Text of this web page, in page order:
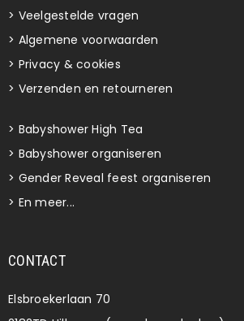
> Veelgestelde vragen
> Algemene voorwaarden
> Privacy & cookies
> Verzenden en retourneren
> Babyshower High Tea
> Babyshower organiseren
> Gender Reveal feest organiseren
> En meer...
CONTACT
Elsbroekerlaan 70